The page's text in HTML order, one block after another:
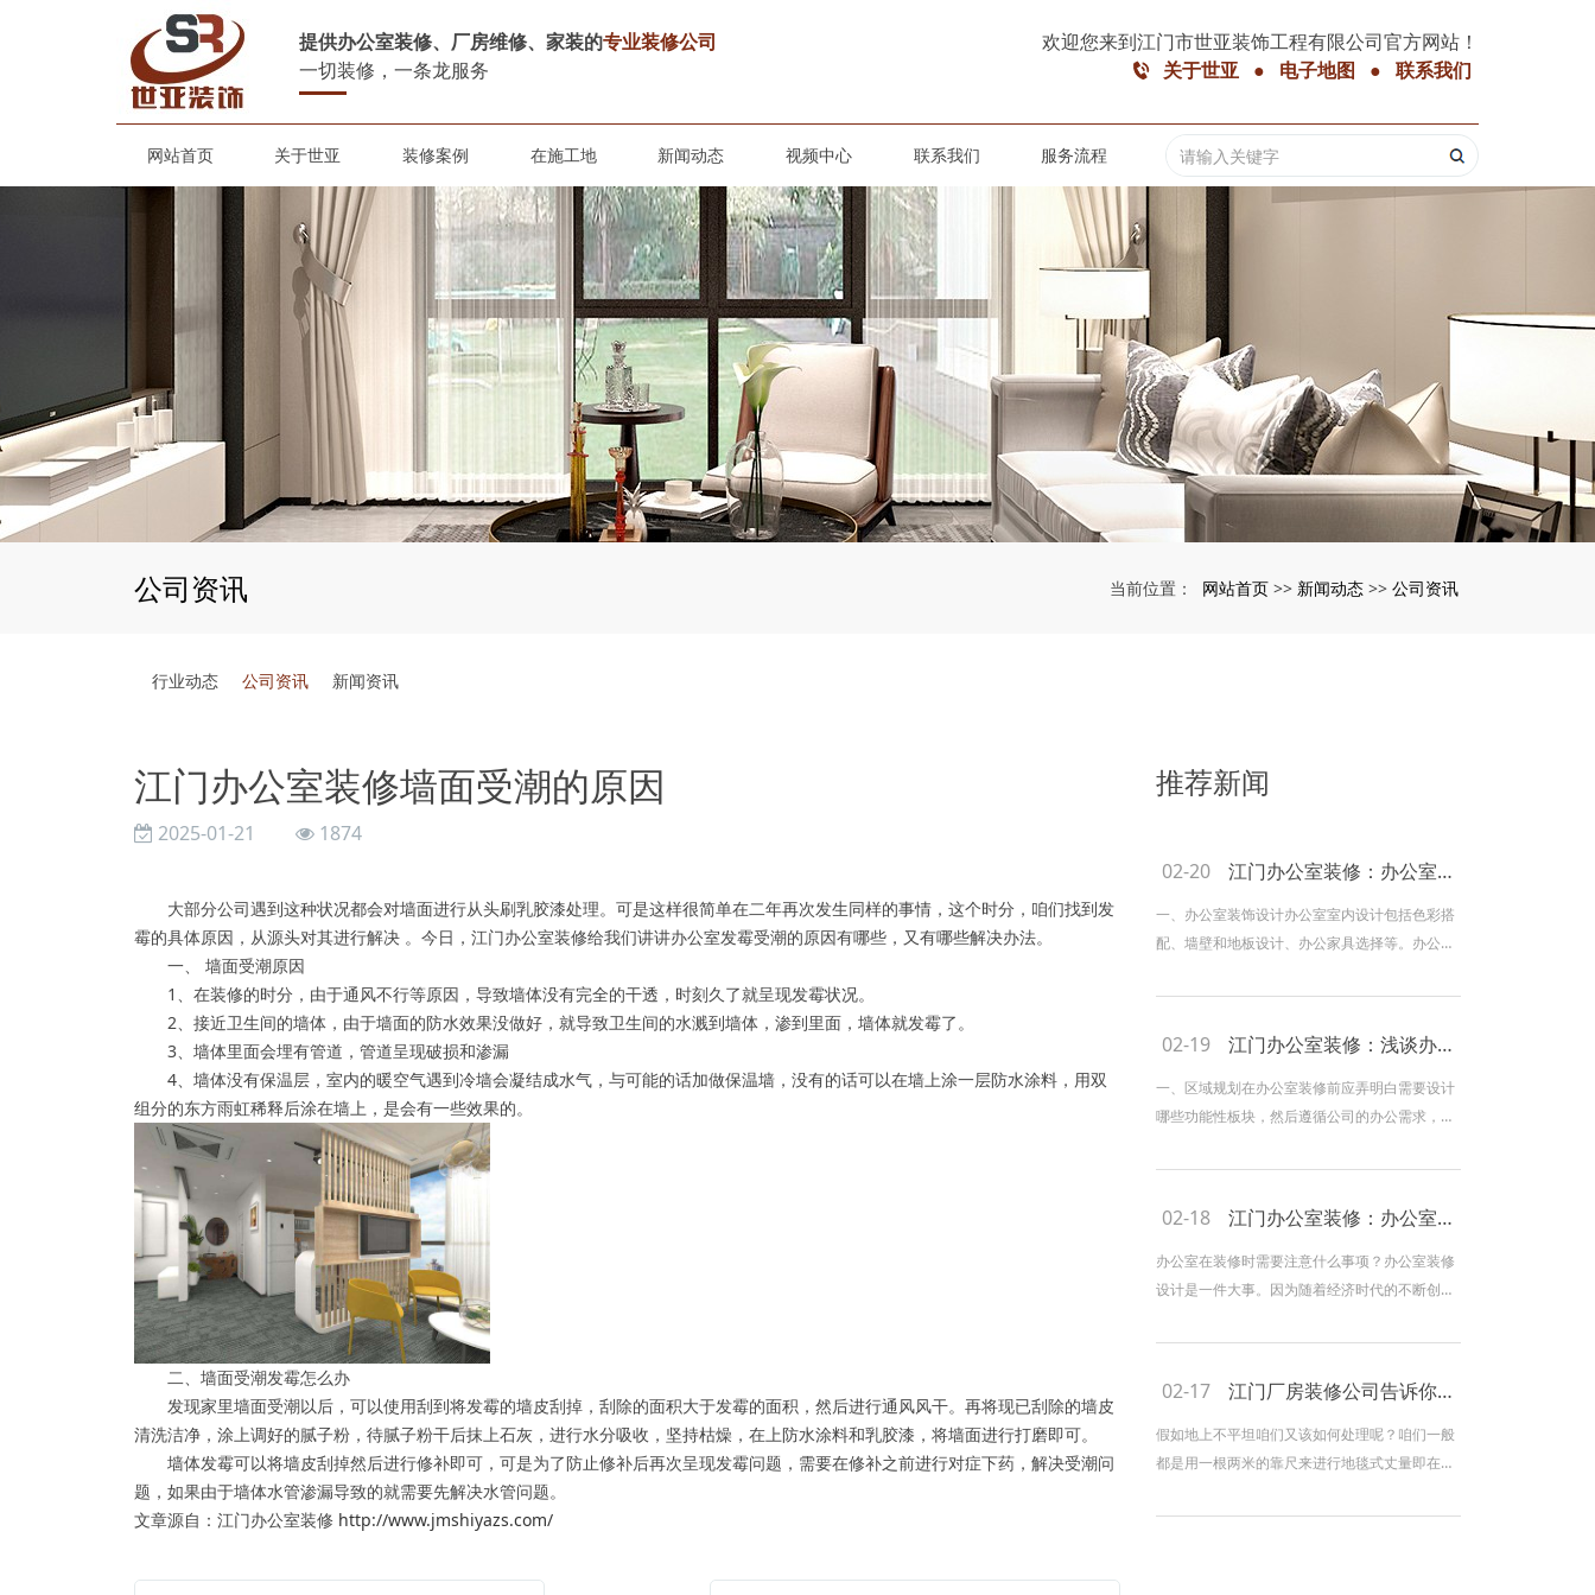
提供办公室装修、厂房维修、家装的专业装修公司
一切装修，一条龙服务
欢迎您来到江门市世亚装饰工程有限公司官方网站！
联系我们
●
电子地图
●
关于世亚
网站首页 关于世亚 装修案例 在施工地 新闻动态 视频中心 联系我们 服务流程
公司资讯 当前位置： 网站首页 >> 新闻动态 >> 公司资讯
行业动态 公司资讯 新闻资讯
江门办公室装修墙面受潮的原因
2025-01-21 1874
大部分公司遇到这种状况都会对墙面进行从头刷乳胶漆处理。可是这样很简单在二年再次发生同样的事情，这个时分，咱们找到发
霉的具体原因，从源头对其进行解决 。今日，江门办公室装修给我们讲讲办公室发霉受潮的原因有哪些，又有哪些解决办法。
一、 墙面受潮原因
1、在装修的时分，由于通风不行等原因，导致墙体没有完全的干透，时刻久了就呈现发霉状况。
2、接近卫生间的墙体，由于墙面的防水效果没做好，就导致卫生间的水溅到墙体，渗到里面，墙体就发霉了。
3、墙体里面会埋有管道，管道呈现破损和渗漏
4、墙体没有保温层，室内的暖空气遇到冷墙会凝结成水气，与可能的话加做保温墙，没有的话可以在墙上涂一层防水涂料，用双
组分的东方雨虹稀释后涂在墙上，是会有一些效果的。
二、墙面受潮发霉怎么办
发现家里墙面受潮以后，可以使用刮到将发霉的墙皮刮掉，刮除的面积大于发霉的面积，然后进行通风风干。再将现已刮除的墙皮
清洗洁净，涂上调好的腻子粉，待腻子粉干后抹上石灰，进行水分吸收，坚持枯燥，在上防水涂料和乳胶漆，将墙面进行打磨即可。
墙体发霉可以将墙皮刮掉然后进行修补即可，可是为了防止修补后再次呈现发霉问题，需要在修补之前进行对症下药，解决受潮问
题，如果由于墙体水管渗漏导致的就需要先解决水管问题。
文章源自：江门办公室装修 http://www.jmshiyazs.com/
推荐新闻
02-20 江门办公室装修：办公室怎样设计、选材及施工？
一、办公室装饰设计办公室室内设计包括色彩搭
配、墙壁和地板设计、办公家具选择等。办公室
办公室里员工的情绪和心理。除了色彩设计外，
设计的重点，影响办公空间的装饰效果。二、办
公室装饰材料的选择办公室装修材料是决定办公
室装修
02-19 江门办公室装修：浅谈办公室装修空间布局
一、区域规划在办公室装修前应弄明白需要设计
哪些功能性板块，然后遵循公司的办公需求，确
的功能性板块有：前厅、展厅、会议厅、洽谈
茶水间、洗手间等。二、动静系统分区动静系统
分区是指遵循员工的工作效果，将不一
02-18 江门办公室装修：办公室在装修时需要注意什么事项？
办公室在装修时需要注意什么事项？办公室装修
设计是一件大事。因为随着经济时代的不断创新
场所，而是带有一些社会生活元素，这样才可以
也正是因为只有这样，对办公室要求也不断通过
增加。在大多数情况下，办公室往往采用
02-17 江门厂房装修公司告诉你地面不平整怎么处理
假如地上不平坦咱们又该如何处理呢？咱们一般
都是用一根两米的靠尺来进行地毯式丈量即在同
现了